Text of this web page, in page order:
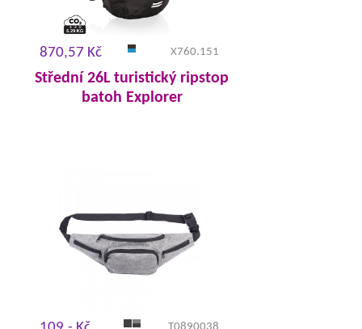
870,57 Kč X760.151
Střední 26L turistický ripstop
batoh Explorer